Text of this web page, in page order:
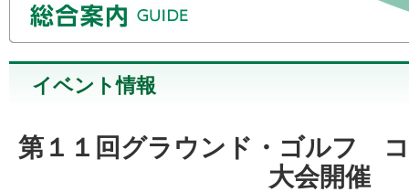
イベント情報
第１１回グラウンド・ゴルフ
大会開催